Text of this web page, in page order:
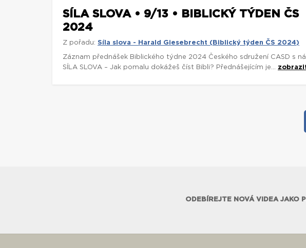
SÍLA SLOVA • 9/13 • BIBLICKÝ TÝDEN ČS
2024
Z pořadu: Síla slova - Harald Giesebrecht (Biblický týden ČS 2024)
Záznam přednášek Biblického týdne 2024 Českého sdružení CASD s
SÍLA SLOVA – Jak pomalu dokážeš číst Bibli? Přednášejícím je...
ODEBÍREJTE NOVÁ VIDEA JAKO